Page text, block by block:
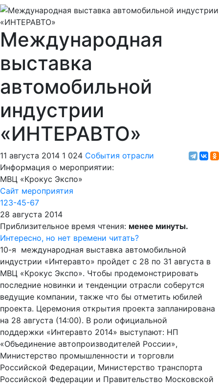
Международная
выставка
автомобильной
индустрии
«ИНТЕРАВТО»
11 августа 2014 1 024 События отрасли
Информация о мероприятии:
МВЦ «Крокус Экспо»
Сайт мероприятия
123-45-67
28 августа 2014
Приблизительное время чтения: менее минуты.
Интересно, но нет времени читать?
10-я международная выставка автомобильной
индустрии «Интеравто» пройдет с 28 по 31 августа в
МВЦ «Крокус Экспо». Чтобы продемонстрировать
последние новинки и тенденции отрасли соберутся
ведущие компании, также что бы отметить юбилей
проекта. Церемония открытия проекта запланирована
на 28 августа (14:00). В роли официальной
поддержки «Интеравто 2014» выступают: НП
«Объединение автопроизводителей России»,
Министерство промышленности и торговли
Российской Федерации, Министерство транспорта
Российской Федерации и Правительство Московской